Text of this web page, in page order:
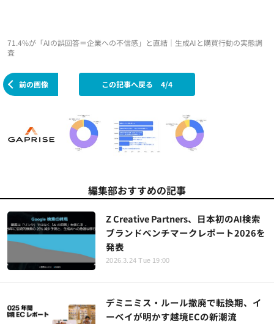
71.4%が「AIの誤回答＝企業への不信感」と直結｜生成AIと購買行動の実態調
査
前の画像 この記事へ戻る 4/4
編集部おすすめの記事
Z Creative Partners、日本初のAI検索
ブランドベンチマークレポート2026を
発表
2026.3.24 Tue 19:00
デミニミス・ルール撤廃で転換期、イ
ーベイが明かす越境ECの新潮流